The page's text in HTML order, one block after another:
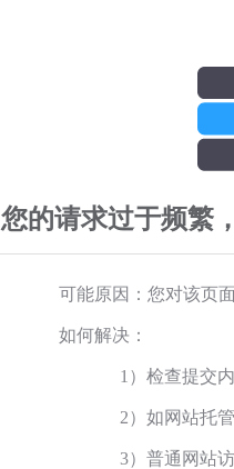
您的请求过于频繁
可能原因：您对该页
如何解决：
1）检查提交
2）如网站托
3）普通网站